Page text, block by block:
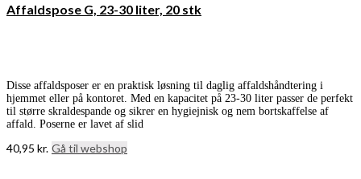
Affaldspose G, 23-30 liter, 20 stk
Disse affaldsposer er en praktisk løsning til daglig affaldshåndtering i
hjemmet eller på kontoret. Med en kapacitet på 23-30 liter passer de perfekt
til større skraldespande og sikrer en hygiejnisk og nem bortskaffelse af
affald. Poserne er lavet af slid
40,95 kr. Gå til webshop